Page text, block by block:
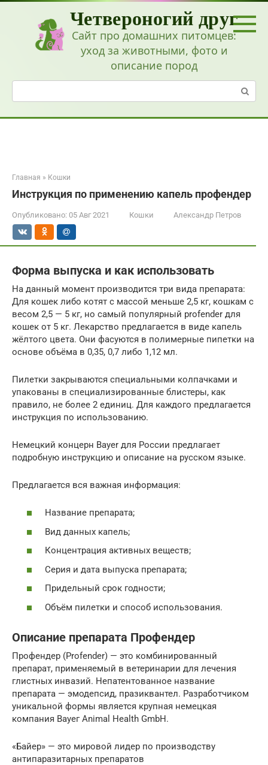
Перейти
Четвероногий друг
Сайт про домашних питомцев:
уход за животными, фото и
описание пород
Поиск:
Главная » Кошки
Инструкция по применению капель профендер
Опубликовано: 05 Авг 2021 Кошки Александр Петров
Форма выпуска и как использовать
На данный момент производится три вида препарата:
Для кошек либо котят с массой меньше 2,5 кг, кошкам с
весом 2,5 — 5 кг, но самый популярный profender для
кошек от 5 кг. Лекарство предлагается в виде капель
жёлтого цвета. Они фасуются в полимерные пипетки на
основе объёма в 0,35, 0,7 либо 1,12 мл.
Пилетки закрываются специальными колпачками и
упакованы в специализированные блистеры, как
правило, не более 2 единиц. Для каждого предлагается
инструкция по использованию.
Немецкий концерн Bayer для России предлагает
подробную инструкцию и описание на русском языке.
Предлагается вся важная информация:
Название препарата;
Вид данных капель;
Концентрация активных веществ;
Серия и дата выпуска препарата;
Придельный срок годности;
Объём пилетки и способ использования.
Описание препарата Профендер
Профендер (Profender) — это комбинированный
препарат, применяемый в ветеринарии для лечения
глистных инвазий. Непатентованное название
препарата — эмодепсид, празиквантел. Разработчиком
уникальной формы является крупная немецкая
компания Вауег Animal Health GmbH.
«Байер» — это мировой лидер по производству
антипаразитарных препаратов